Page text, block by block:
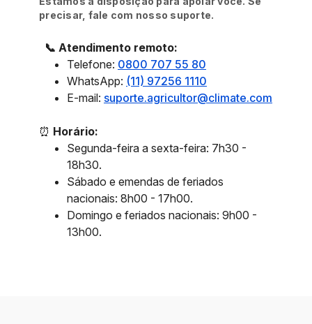
precisar, fale com nosso suporte.
📞 Atendimento remoto:
Telefone: 0800 707 55 80
WhatsApp: (11) 97256 1110
E-mail: suporte.agricultor@climate.com
⏰ Horário:
Segunda-feira a sexta-feira: 7h30 -
18h30.
Sábado e emendas de feriados
nacionais: 8h00 - 17h00.
Domingo e feriados nacionais: 9h00 -
13h00.